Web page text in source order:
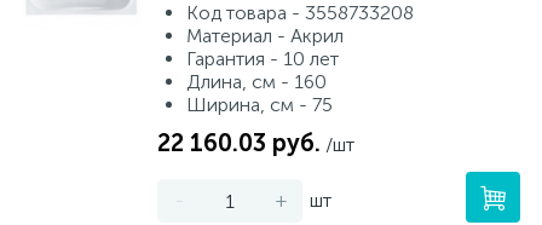
Код товара - 3558733208
Материал - Акрил
Гарантия - 10 лет
Длина, см - 160
Ширина, см - 75
22 160.03 руб. /шт
- + шт